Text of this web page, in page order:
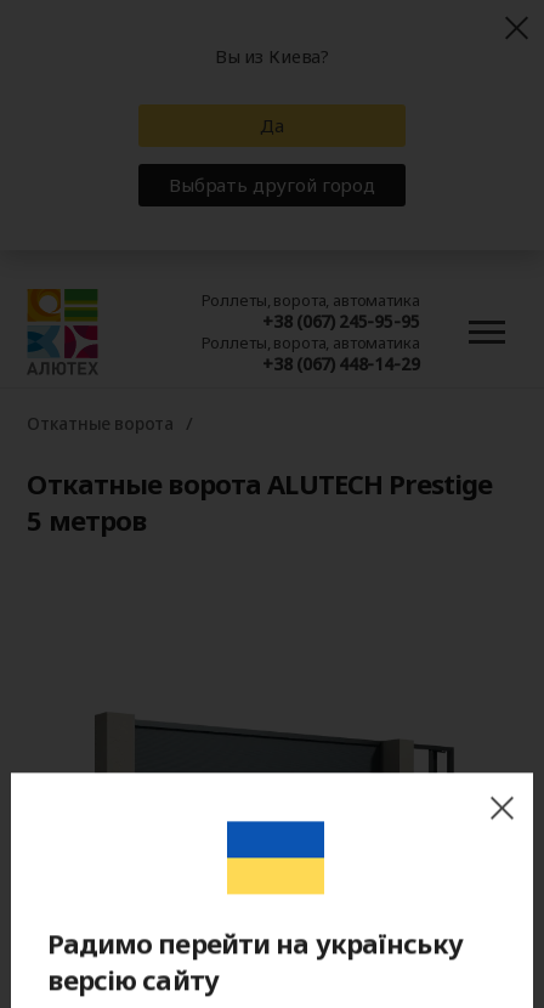
Роллеты, ворота, автоматика
+38 (067) 245-95-95
Роллеты, ворота, автоматика
+38 (067) 448-14-29
Откатные ворота
Откатные ворота ALUTECH Prestige
5 метров
Вы из Киева?
Да
Выбрать другой город
Радимо перейти на українську
версію сайту